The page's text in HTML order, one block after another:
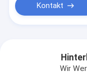
Kontakt
Wir